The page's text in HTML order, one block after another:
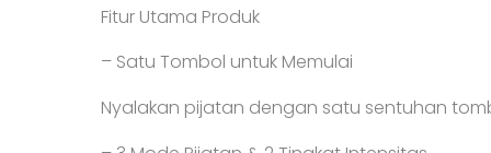
Fitur Utama Produk
– Satu Tombol untuk Memulai
Nyalakan pijatan dengan satu sentuhan